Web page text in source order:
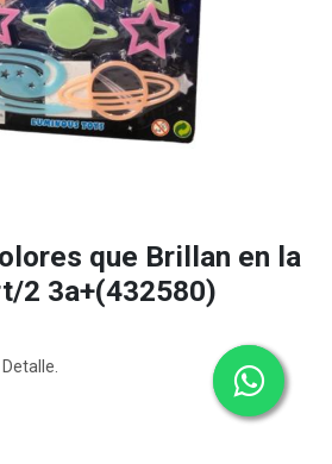
que Brillan en la
2 3a+(432580)